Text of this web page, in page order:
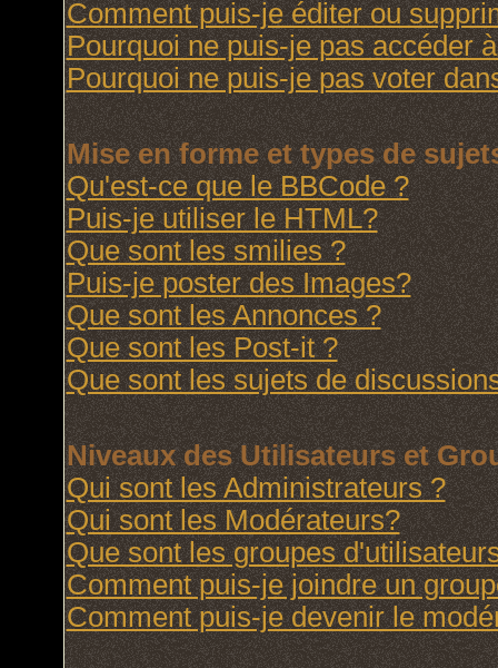
Comment puis-je éditer ou
Pourquoi ne puis-je pas accéder
Pourquoi ne puis-je pas voter
Mise en forme et types de
Qu'est-ce que le BBCode ?
Puis-je utiliser le HTML?
Que sont les smilies ?
Puis-je poster des Images?
Que sont les Annonces ?
Que sont les Post-it ?
Que sont les sujets de
Niveaux des Utilisateurs et
Qui sont les Administrateurs ?
Qui sont les Modérateurs?
Que sont les groupes
Comment puis-je joindre un
Comment puis-je devenir le